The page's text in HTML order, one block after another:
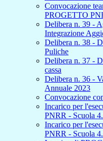
Convocazione
PROGETTO
Delibera n. 39 -
Integrazione
Delibera n. 38 -
Puliche
Delibera n. 37 -
cassa
Delibera n. 36 -
Annuale 2023
Convocazione
Incarico per
PNRR - Scuola
Incarico per
PNRR - Scuola